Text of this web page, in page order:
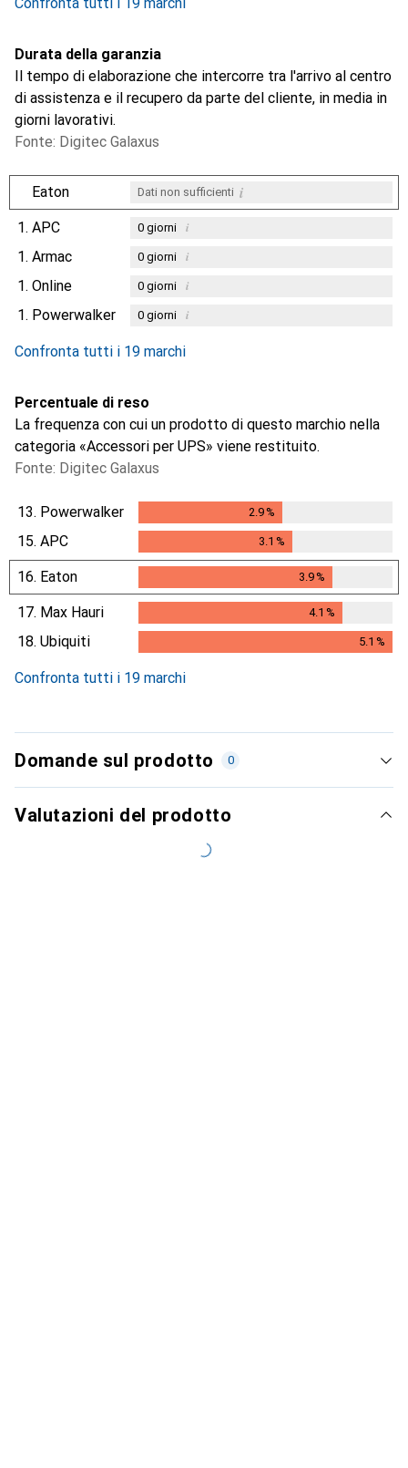
Durata della garanzia
Il tempo di elaborazione che intercorre tra l'arrivo al centro
di assistenza e il recupero da parte del cliente, in media in
giorni lavorativi.
Fonte: Digitec Galaxus
Eaton Dati non sufficienti i
1. APC 0giorni i
1. Armac 0giorni i
1. Online 0giorni i
1. Powerwalker 0giorni i
Confronta tutti i 19 marchi
Percentuale di reso
La frequenza con cui un prodotto di questo marchio nella
categoria «Accessori per UPS» viene restituito.
Fonte: Digitec Galaxus
13. Powerwalker 2.9%
15. APC 3.1 %
16. Eaton 3.9%
17. Max Hauri 4.1 %
18. Ubiquiti 5.1 %
Confronta tutti i 19 marchi
Domande sul prodotto 0
Valutazioni del prodotto